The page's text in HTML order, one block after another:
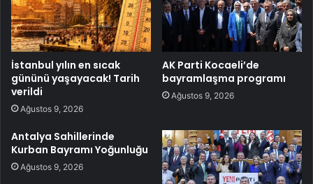
İstanbul yılın en sıcak
gününü yaşayacak! Tarih
verildi
Ağustos 9, 2026
AK Parti Kocaeli’de
bayramlaşma programı
Ağustos 9, 2026
Antalya Sahillerinde
Kurban Bayramı Yoğunluğu
Ağustos 9, 2026